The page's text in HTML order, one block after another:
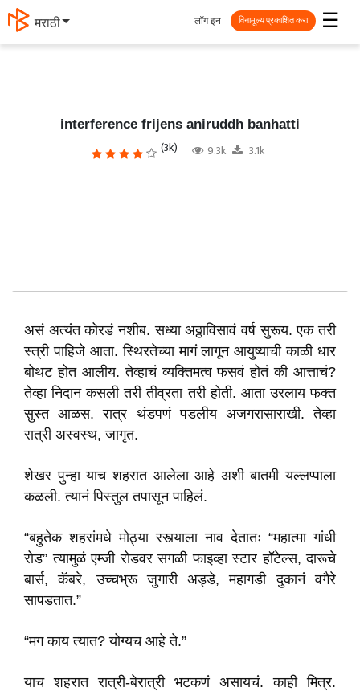
தமிழ் ☰
लॉग इन विनामूल्य प्रकाशित करा
interference frijens aniruddh banhatti
(3k) 9.3k 3.1k
असं अत्यंत कोरडं नशीब. सध्या अठ्ठाविसावं वर्ष सुरूय. एक तरी
स्त्री पाहिजे आता. स्थिरतेच्या मागं लागून आयुष्याची काळी धार
बोथट होत आलीय. तेव्हाचं व्यक्तिमत्व फसवं होतं की आत्ताचं?
तेव्हा निदान कसली तरी तीव्रता तरी होती. आता उरलाय फक्त
सुस्त आळस. रात्र थंडपणं पडलीय अजगरासाराखी. तेव्हा
रात्री अस्वस्थ, जागृत.
शेखर पुन्हा याच शहरात आलेला आहे अशी बातमी यल्लप्पाला
कळली. त्यानं पिस्तुल तपासून पाहिलं.
“बहुतेक शहरांमधे मोठ्या रस्त्याला नाव देतातः “महात्मा गांधी
रोड” त्यामुळं एम्जी रोडवर सगळी फाइव्हा स्टार हॉटेल्स, दारूचे
बार्स, कॅबरे, उच्चभ्रू जुगारी अड्डे, महागडी दुकानं वगैरे
सापडतात.”
“मग काय त्यात? योग्यच आहे ते.”
याच शहरात रात्री-बेरात्री भटकणं असायचं. काही मित्र.